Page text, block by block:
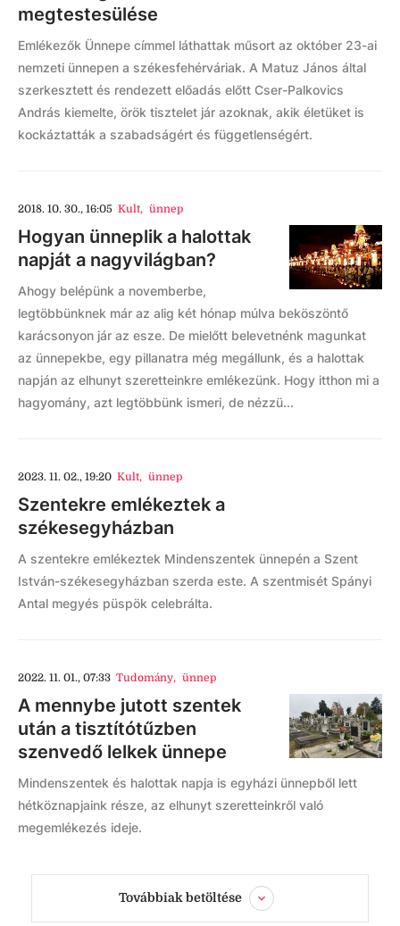
megtestesülése
Emlékezők Ünnepe címmel láthattak műsort az október 23-ai
nemzeti ünnepen a székesfehérváriak. A Matuz János által
szerkesztett és rendezett előadás előtt Cser-Palkovics
András kiemelte, örök tisztelet jár azoknak, akik életüket is
kockáztatták a szabadságért és függetlenségért.
2018. 10. 30., 16:05 Kult, ünnep
Hogyan ünneplik a halottak
napját a nagyvilágban?
Ahogy belépünk a novemberbe,
legtöbbünknek már az alig két hónap múlva beköszöntő
karácsonyon jár az esze. De mielőtt belevetnénk magunkat
az ünnepekbe, egy pillanatra még megállunk, és a halottak
napján az elhunyt szeretteinkre emlékezünk. Hogy itthon mi a
hagyomány, azt legtöbbünk ismeri, de nézzü...
2023. 11. 02., 19:20 Kult, ünnep
Szentekre emlékeztek a
székesegyházban
A szentekre emlékeztek Mindenszentek ünnepén a Szent
István-székesegyházban szerda este. A szentmisét Spányi
Antal megyés püspök celebrálta.
2022. 11. 01., 07:33 Tudomány, ünnep
A mennybe jutott szentek
után a tisztítótűzben
szenvedő lelkek ünnepe
Mindenszentek és halottak napja is egyházi ünnepből lett
hétköznapjaink része, az elhunyt szeretteinkről való
megemlékezés ideje.
Továbbiak betöltése